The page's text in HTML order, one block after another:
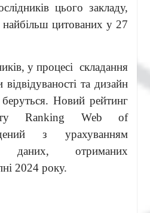
цього закладу,
найбільш цитованих у 27
у процесі складання
та дизайн
Новий рейтинг
Ranking Web of
з урахуванням
даних, отриманих
2024 року.